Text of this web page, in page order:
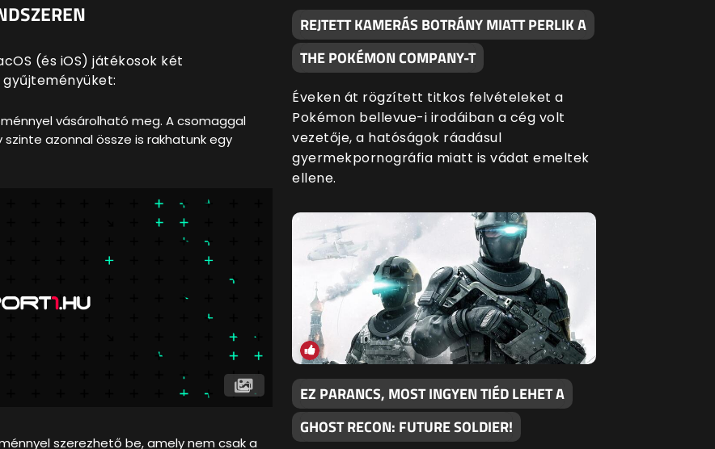
(és iOS) játékosok két
vásárolható meg. A csomaggal
azonnal össze is rakhatunk egy
szerezhető be, amely nem csak a
REJTETT KAMERÁS BOTRÁNY MIATT PERLIK A
THE POKÉMON COMPANY-T
Éveken át rögzített titkos felvételeket a
Pokémon bellevue-i irodáiban a cég volt
vezetője, a hatóságok ráadásul
gyermekpornográfia miatt is vádat emeltek
ellene.
EZ PARANCS, MOST INGYEN TIÉD LEHET A
GHOST RECON: FUTURE SOLDIER!